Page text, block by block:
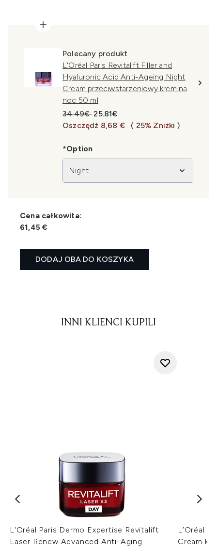
Polecany produkt
L'Oréal Paris Revitalift Filler and
Hyaluronic Acid Anti-Ageing Night
Cream przeciwstarzeniowy krem na
noc 50 ml
Sugerowana cena detaliczna:
34.49€Aktualna cena:
25.81€
Oszczędź 8,68 €
( 25% Zniżki )
*Option
Night
Cena całkowita:
61,45 €
DODAJ OBA DO KOSZYKA
INNI KLIENCI KUPILI
L'Oréal Paris Dermo Expertise Revitalift
Laser Renew Advanced Anti-Aging
L’Oréal
Cream